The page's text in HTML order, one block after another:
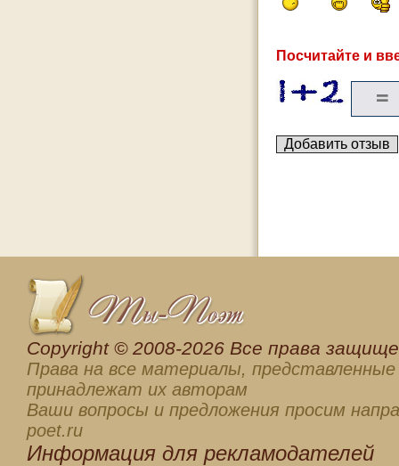
Посчитайте и
Сopyright © 2008-2026 Все права
Права на все материалы, представленные
принадлежат их авторам
Ваши вопросы и предложения просим
poet.ru
Информация для рекламодателей